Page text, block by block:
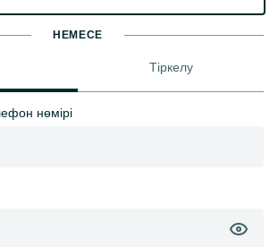
НЕМЕСЕ
Тіркелу
нөмірі